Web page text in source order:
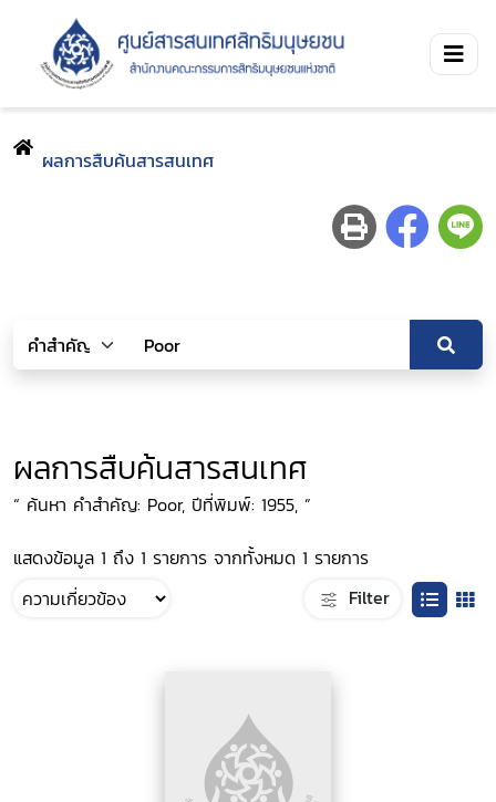
ผลการสืบค้นสารสนเทศ
ผลการสืบค้นสารสนเทศ
“ ค้นหา คำสำคัญ: Poor, ปีที่พิมพ์: 1955, ”
แสดงข้อมูล 1 ถึง 1 รายการ จากทั้งหมด 1 รายการ
Filter